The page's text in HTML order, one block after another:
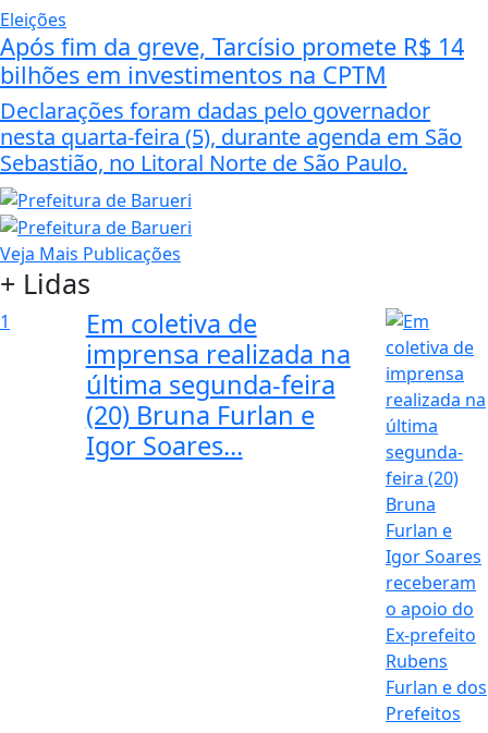
Eleições
Após fim da greve, Tarcísio promete R$ 14
bilhões em investimentos na CPTM
Declarações foram dadas pelo governador
nesta quarta-feira (5), durante agenda em São
Sebastião, no Litoral Norte de São Paulo.
Veja Mais Publicações
+ Lidas
1
Em coletiva de
imprensa realizada na
última segunda-feira
(20) Bruna Furlan e
Igor Soares...